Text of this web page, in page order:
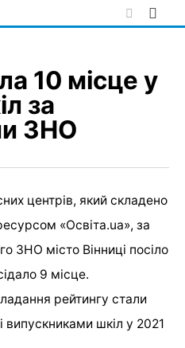
10 місце у
за
ЗНО
центрів, який складено
«Освіта.ua», за
ЗНО місто Вінниці посіло
9 місце.
рейтингу стали
випускниками шкіл у 2021